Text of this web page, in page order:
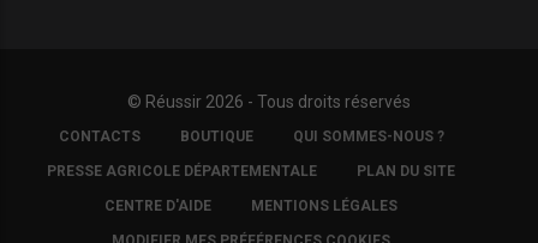
© Réussir 2026 - Tous droits réservés
FOOTER
COPYRIGHT
CONTACTS BOUTIQUE QUI SOMMES-NOUS ?
PRESSE AGRICOLE DÉPARTEMENTALE PLAN DU SITE
CENTRE D'AIDE MENTIONS LÉGALES